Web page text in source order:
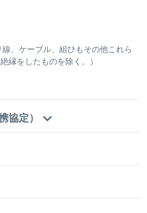
、ケーブル、組ひもその他これら
縁をしたものを除く。）
協定）